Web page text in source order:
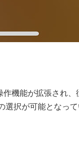
作機能が拡張され
択が可能となって